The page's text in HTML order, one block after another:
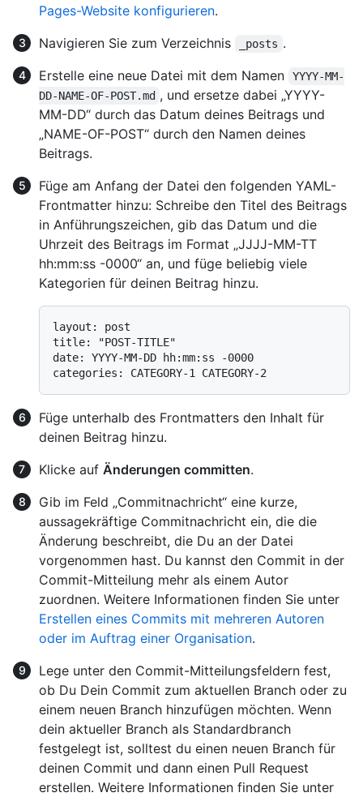
Pages-Website konfigurieren.
Navigieren Sie zum Verzeichnis
_posts .
Erstelle eine neue Datei mit dem Namen
YYYY-MM-
DD-NAME-OF-POST.md , und ersetze dabei „YYYY-
MM-DD“ durch das Datum deines Beitrags und
„NAME-OF-POST“ durch den Namen deines
Beitrags.
Füge am Anfang der Datei den folgenden YAML-
Frontmatter hinzu: Schreibe den Titel des Beitrags
in Anführungszeichen, gib das Datum und die
Uhrzeit des Beitrags im Format „JJJJ-MM-TT
hh:mm:ss -0000“ an, und füge beliebig viele
Kategorien für deinen Beitrag hinzu.
layout: post
title: "POST-TITLE"
date: YYYY-MM-DD hh:mm:ss -0000
Füge unterhalb des Frontmatters den Inhalt für
deinen Beitrag hinzu.
Klicke auf Änderungen committen.
Gib im Feld „Commitnachricht“ eine kurze,
aussagekräftige Commitnachricht ein, die die
Änderung beschreibt, die Du an der Datei
vorgenommen hast. Du kannst den Commit in der
Commit-Mitteilung mehr als einem Autor
zuordnen. Weitere Informationen finden Sie unter
Erstellen eines Commits mit mehreren Autoren
oder im Auftrag einer Organisation.
Lege unter den Commit-Mitteilungsfeldern fest,
ob Du Dein Commit zum aktuellen Branch oder zu
einem neuen Branch hinzufügen möchten. Wenn
dein aktueller Branch als Standardbranch
festgelegt ist, solltest du einen neuen Branch für
deinen Commit und dann einen Pull Request
erstellen. Weitere Informationen finden Sie unter